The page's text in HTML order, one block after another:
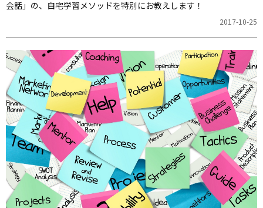
会話」の、自宅学習メソッドを特別にお教えします！
2017-10-25